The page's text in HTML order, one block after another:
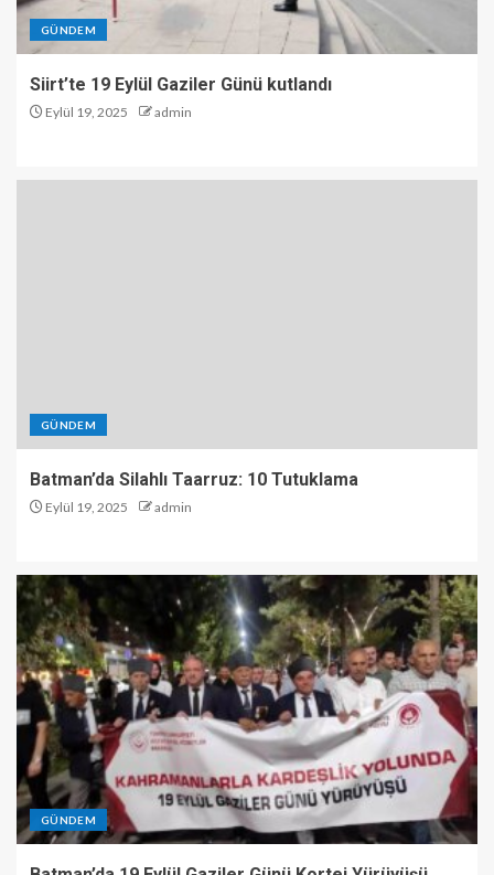
GÜNDEM
Siirt’te 19 Eylül Gaziler Günü kutlandı
Eylül 19, 2025 admin
GÜNDEM
Batman’da Silahlı Taarruz: 10 Tutuklama
Eylül 19, 2025 admin
GÜNDEM